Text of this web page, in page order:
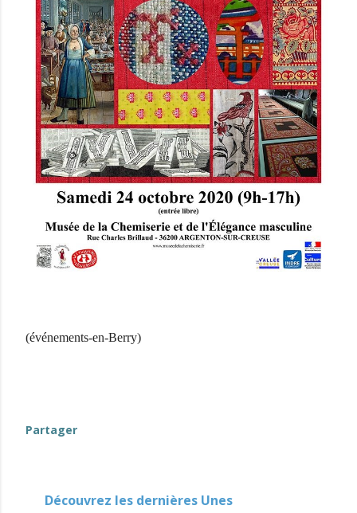
(événements-en-Berry)
Partager
Découvrez les dernières Unes